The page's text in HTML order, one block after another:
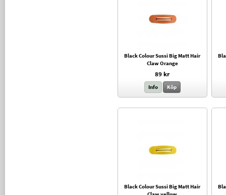
Black Colour Sussi Big Matt Hair
Claw Orange
89 kr
Info Köp
Black Colour Sussi Big Matt Hair